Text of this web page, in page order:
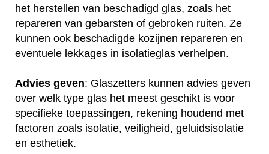
het herstellen van beschadigd glas, zoals het
repareren van gebarsten of gebroken ruiten. Ze
kunnen ook beschadigde kozijnen repareren en
eventuele lekkages in isolatieglas verhelpen.
Advies geven: Glaszetters kunnen advies geven
over welk type glas het meest geschikt is voor
specifieke toepassingen, rekening houdend met
factoren zoals isolatie, veiligheid, geluidsisolatie
en esthetiek.